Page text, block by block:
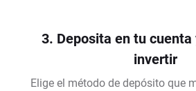
3. Deposita en tu cuenta
invertir
Elige el método de depósito que